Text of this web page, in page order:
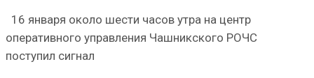
16 января около шести часов утра на центр
оперативного управления Чашникского РОЧС
поступил сигнал